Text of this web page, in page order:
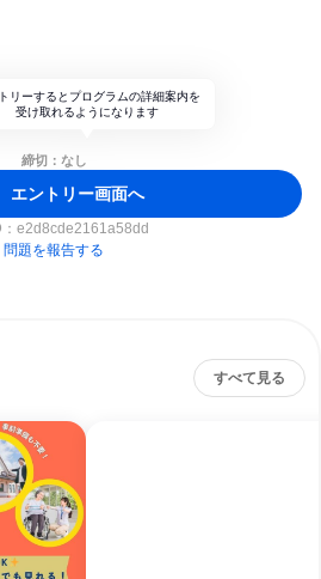
リーするとプログラムの詳細案内を
受け取れるようになります
締切：なし
エントリー画面へ
e2d8cde2161a58dd
問題を報告する
すべて見る